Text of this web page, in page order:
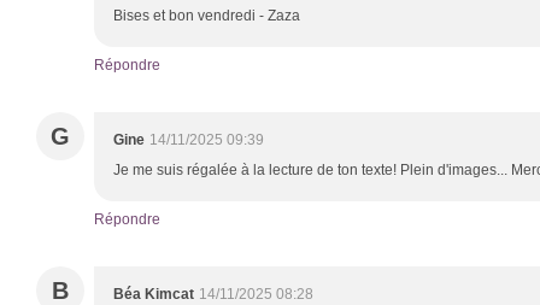
Bises et bon vendredi - Zaza
Répondre
G Gine 14/11/2025 09:39
Je me suis régalée à la lecture de ton texte! Plein d'images...
Répondre
B Béa Kimcat 14/11/2025 08:28